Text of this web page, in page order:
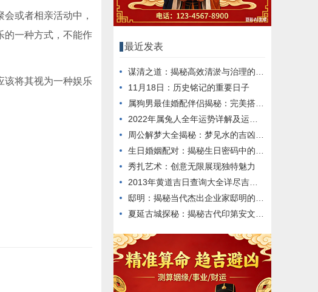
或者相亲活动中，
的一种方式，不能作
该将其视为一种娱乐
最近发表
谋清之道：揭秘高效清淤与治理的秘诀
11月18日：历史铭记的重要日子
属狗男最佳婚配伴侣揭秘：完美搭配大揭秘
2022年属兔人全年运势详解及运势分析
周公解梦大全揭秘：梦见水的吉凶预兆
生日婚姻配对：揭秘生日密码中的爱情缘分
秀扎艺术：创意无限展现独特魅力
2013年黄道吉日查询大全详尽吉日资讯推荐
邸明：揭秘当代杰出企业家邸明的成功之道
夏延古城探秘：揭秘古代印第安文明的历史足迹